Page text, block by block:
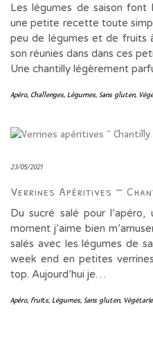
Les légumes de saison
une petite recette toute
peu de légumes et de fruits
son réunies dans dans ces
Une chantilly légèrement
Apéro, Challenges, Légumes, Sans gluten,
23/05/2021
Verrines Apéritives ~
Du sucré salé pour
moment j’aime bien
salés avec les légumes de
week end en petites
top. Aujourd’hui je…
Apéro, fruits, Légumes, Sans gluten,